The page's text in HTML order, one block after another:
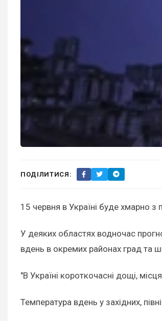
ПОДІЛИТИСЯ:
15 червня в Україні буде хмарно з
У деяких областях водночас
вдень в окремих районах град та
"В Україні короткочасні дощі,
Температура вдень у західних,